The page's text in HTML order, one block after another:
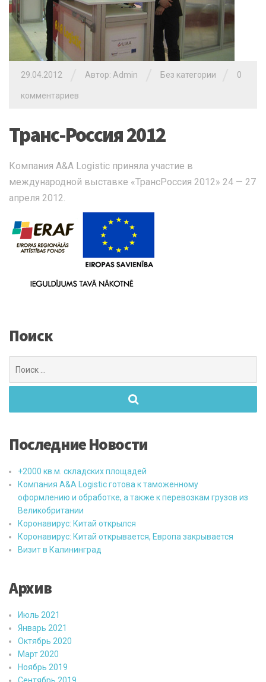
29.04.2012 Автор: Admin Без категории 0
комментариев
Транс-Россия 2012
Компания A&A Logistic приняла участие в
международной выставке «ТрансРоссия 2012» 24 — 27
апреля 2012.
Поиск
для:
Последние Новости
+2000 кв.м. складских площадей
Компания A&A Logistic готова к таможенному
оформлению и обработке, а также к перевозкам грузов из
Великобритании
Коронавирус: Китай открылся
Коронавирус: Китай открывается, Европа закрывается
Визит в Калининград
Архив
Июль 2021
Январь 2021
Октябрь 2020
Март 2020
Ноябрь 2019